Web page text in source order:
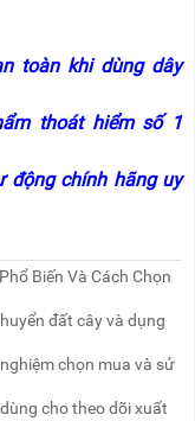
toàn khi dùng dây
thoát hiểm số 1
động chính hãng uy
Biến Và Cách Chọn
đất cây và dụng
chọn mua và sử
cho theo dõi xuất